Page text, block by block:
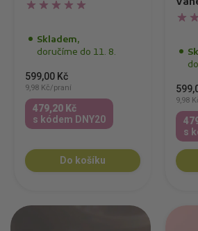
Skladem,
doručíme do 11. 8.
599,00 Kč
9,98 Kč/praní
479,20 Kč
s kódem DNY20
Do košíku
9,98
s